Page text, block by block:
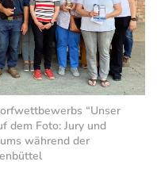
“Unser
dem Foto: Jury und
während der